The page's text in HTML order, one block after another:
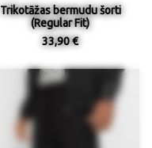
Trikotāžas bermudu šorti
(Regular Fit)
33,90 €